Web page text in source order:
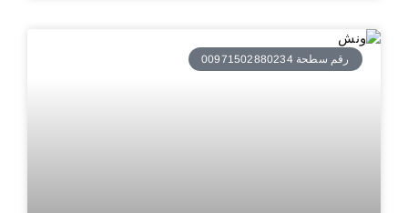
رقم سطحة 00971502880234